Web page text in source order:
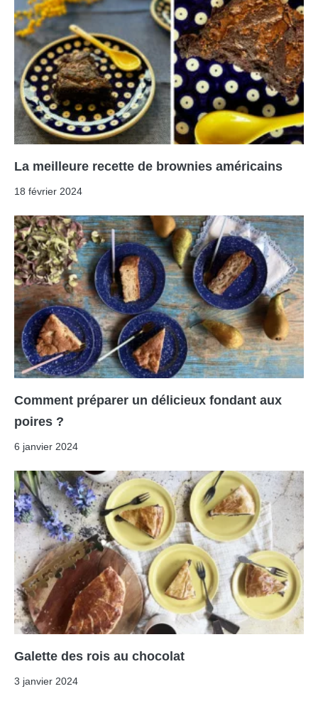
La meilleure recette de brownies américains
18 février 2024
Comment préparer un délicieux fondant aux
poires ?
6 janvier 2024
Galette des rois au chocolat
3 janvier 2024